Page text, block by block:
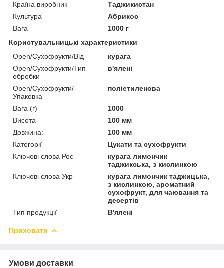
Країна виробник
Таджикистан
Культура
Абрикос
Вага
1000 г
Користувальницькі характеристики
Open/Сухофрукти/Від
курага
Open/Сухофрукти/Тип
обробки
в'ялені
Open/Сухофрукти/
Упаковка
поліетиленова
Вага (г)
1000
Висота
100 мм
Довжина:
100 мм
Категорії
Цукати та сухофрукти
Ключові слова Рос
курага лимончик
таджикська, з кислинкою
Ключові слова Укр
курага лимончик таджицька,
з кислинкою, ароматний
сухофрукт, для чаювання та
десертів
Тип продукції
В'ялені
Приховати
Умови доставки